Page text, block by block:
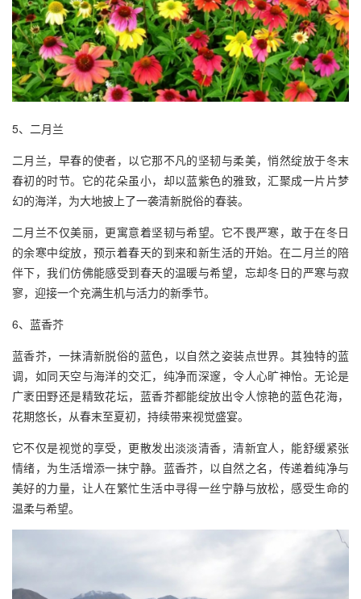
5、二月兰
二月兰，早春的使者，以它那不凡的坚韧与柔美，悄然绽放于冬末
春初的时节。它的花朵虽小，却以蓝紫色的雅致，汇聚成一片片梦
幻的海洋，为大地披上了一袭清新脱俗的春装。
二月兰不仅美丽，更寓意着坚韧与希望。它不畏严寒，敢于在冬日
的余寒中绽放，预示着春天的到来和新生活的开始。在二月兰的陪
伴下，我们仿佛能感受到春天的温暖与希望，忘却冬日的严寒与寂
寥，迎接一个充满生机与活力的新季节。
6、蓝香芥
蓝香芥，一抹清新脱俗的蓝色，以自然之姿装点世界。其独特的蓝
调，如同天空与海洋的交汇，纯净而深邃，令人心旷神怡。无论是
广袤田野还是精致花坛，蓝香芥都能绽放出令人惊艳的蓝色花海，
花期悠长，从春末至夏初，持续带来视觉盛宴。
它不仅是视觉的享受，更散发出淡淡清香，清新宜人，能舒缓紧张
情绪，为生活增添一抹宁静。蓝香芥，以自然之名，传递着纯净与
美好的力量，让人在繁忙生活中寻得一丝宁静与放松，感受生命的
温柔与希望。